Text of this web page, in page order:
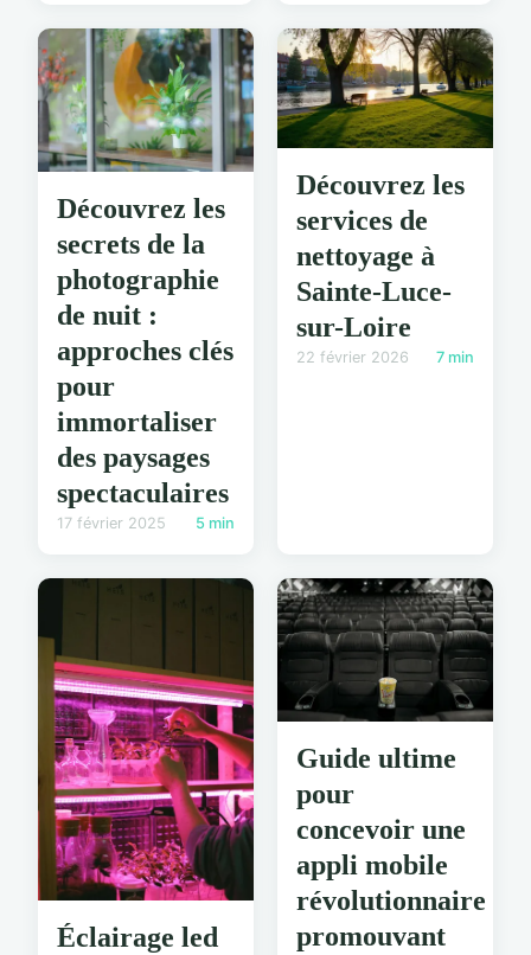
Découvrez les
secrets de la
photographie
de nuit :
approches clés
pour
immortaliser
des paysages
spectaculaires
17 février 2025 5 min
Découvrez les
services de
nettoyage à
Sainte-Luce-
sur-Loire
22 février 2026 7 min
Éclairage led
Guide ultime
pour
concevoir une
appli mobile
révolutionnaire
promouvant